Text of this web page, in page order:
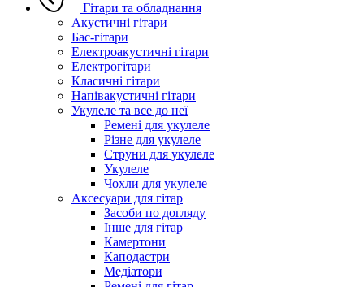
Гітари та обладнання
Акустичні гітари
Бас-гітари
Електроакустичні гітари
Електрогітари
Класичні гітари
Напівакустичні гітари
Укулеле та все до неї
Ремені для укулеле
Різне для укулеле
Струни для укулеле
Укулеле
Чохли для укулеле
Аксесуари для гітар
Засоби по догляду
Інше для гітар
Камертони
Каподастри
Медіатори